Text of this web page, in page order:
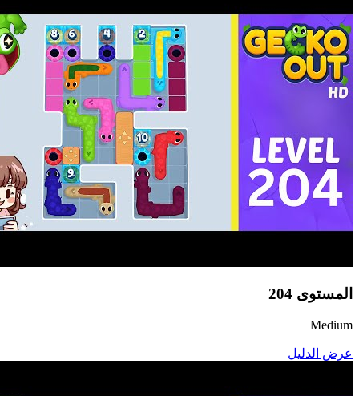
المستوى 204
Medium
عرض الدليل